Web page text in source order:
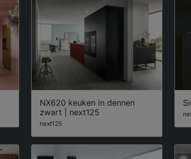
NX620 keuken in dennen
zwart | next125
next125